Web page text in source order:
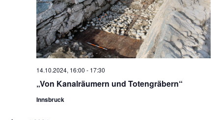
„Von Kanalräumern und Totengräbern“
14.10.2024, 16:00 - 17:30
Innsbruck